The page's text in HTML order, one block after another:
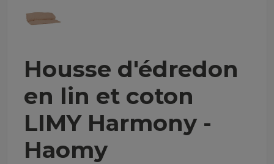
Housse d'édredon
en lin et coton
LIMY Harmony -
Haomy